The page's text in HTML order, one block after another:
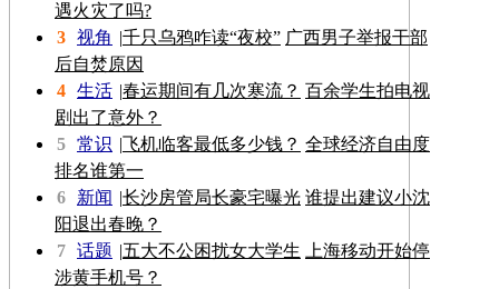
遇火灾了吗?
3 视角 |千只乌鸦咋读“夜校” 广西男子举报干部
后自焚原因
4 生活 |春运期间有几次寒流？ 百余学生拍电视
剧出了意外？
5 常识 |飞机临客最低多少钱？ 全球经济自由度
排名谁第一
6
新闻 |长沙房管局长豪宅曝光 谁提出建议小沈
阳退出春晚？
7 话题 |五大不公困扰女大学生
上海移动开始停
涉黄手机号？